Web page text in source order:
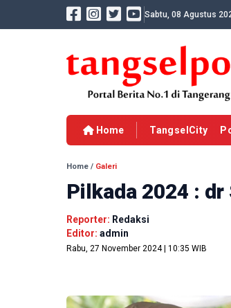
Sabtu, 08 Agustus
Home TangselCity
Home / Galeri
Pilkada 2024 :
Reporter: Redaksi
Editor: admin
Rabu, 27 November 2024 | 10:35 WIB